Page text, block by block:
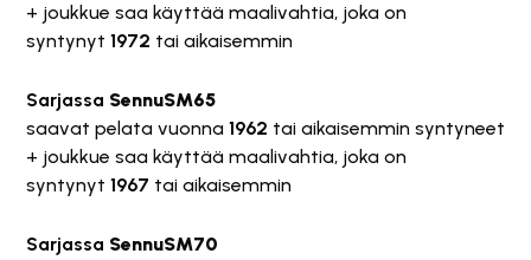
+ joukkue saa käyttää maalivahtia, joka on
syntynyt 1972 tai aikaisemmin
Sarjassa SennuSM65
saavat pelata vuonna 1962 tai aikaisemmin syntyneet
+ joukkue saa käyttää maalivahtia, joka on
syntynyt 1967 tai aikaisemmin
Sarjassa SennuSM70